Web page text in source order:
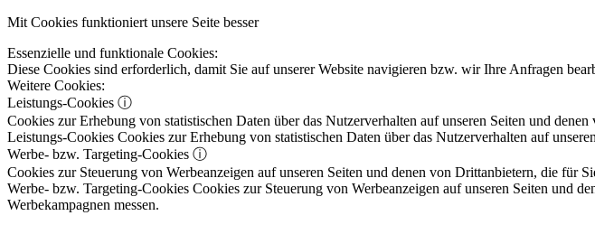
Mit Cookies funktioniert unsere Seite besser
Essenzielle und funktionale Cookies:
Diese Cookies sind erforderlich, damit Sie auf unserer Website navigieren bzw. wir Ihre Anfragen
Weitere Cookies:
Leistungs-Cookies ⓘ
Cookies zur Erhebung von statistischen Daten über das Nutzerverhalten auf unseren Seiten und
Leistungs-Cookies Cookies zur Erhebung von statistischen Daten über das Nutzerverhalten auf
Werbe- bzw. Targeting-Cookies ⓘ
Cookies zur Steuerung von Werbeanzeigen auf unseren Seiten und denen von Drittanbietern, die für
Werbe- bzw. Targeting-Cookies Cookies zur Steuerung von Werbeanzeigen auf unseren Seiten und
Werbekampagnen messen.